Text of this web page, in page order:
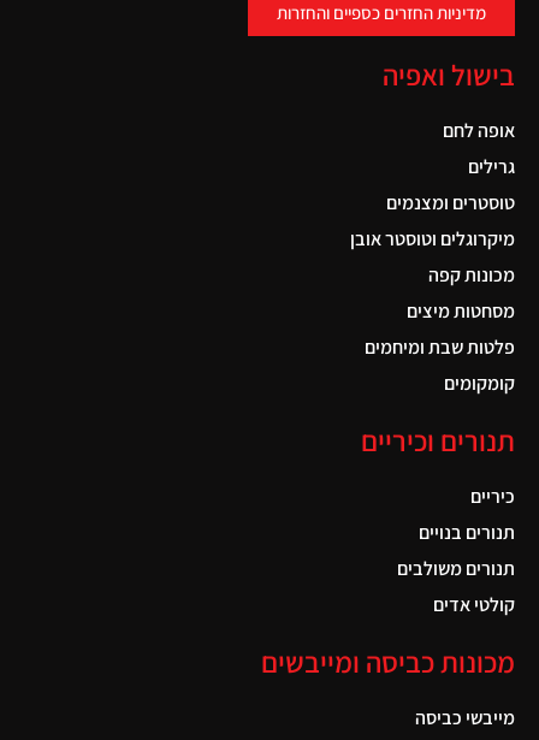
מדיניות החזרים כספיים והחזרות
בישול ואפיה
אופה לחם
גרילים
טוסטרים ומצנמים
מיקרוגלים וטוסטר אובן
מכונות קפה
מסחטות מיצים
פלטות שבת ומיחמים
קומקומים
תנורים וכיריים
כיריים
תנורים בנויים
תנורים משולבים
קולטי אדים
מכונות כביסה ומייבשים
מייבשי כביסה